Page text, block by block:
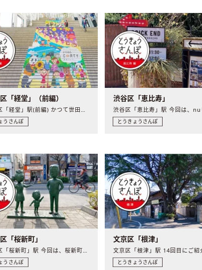
「経堂」（前編）
世田谷区「経堂」駅(前編) かつて世田谷城の城下町として発..
うさんぽ
渋谷区「恵比寿」
とうきょうさんぽ
「桜新町」
世田谷区「桜新町」駅 今回は、桜新町〜用賀駅周辺をお散歩。..
うさんぽ
文京区「根津」
とうきょうさんぽ